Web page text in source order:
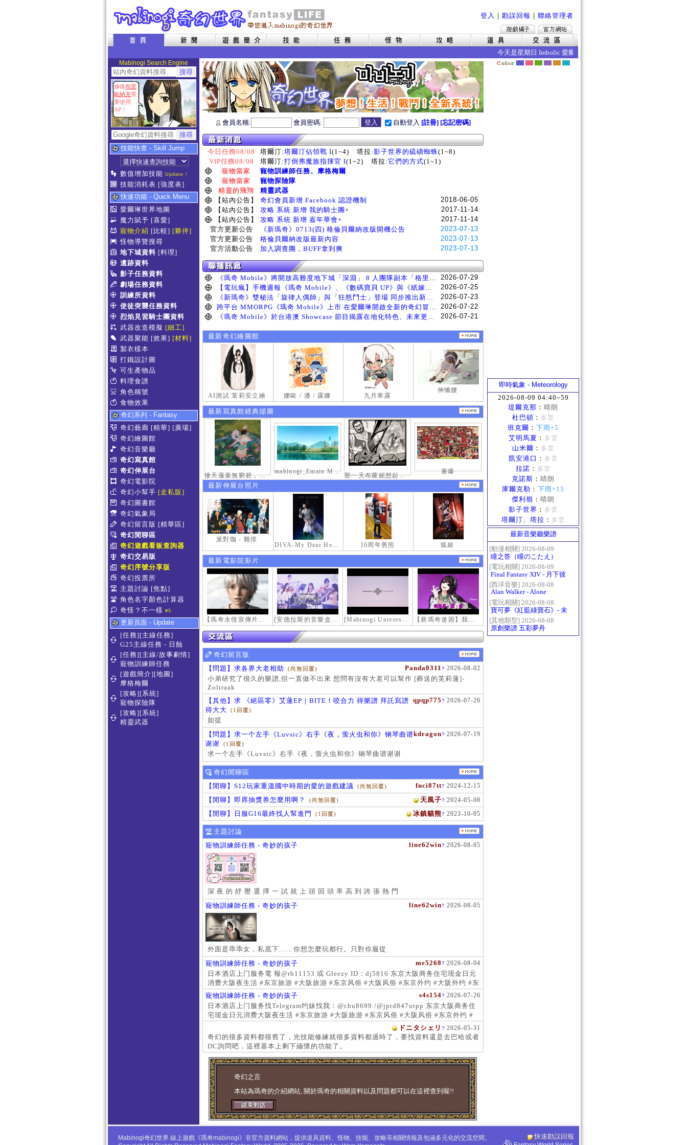
登入 ｜ 勘誤回報 ｜ 聯絡管理者
今天是星期日 Imbolic 愛爾琳立春 今日的效果如下 ‧暴擊率
Mabinogi Search Engine
修復布里
歐納克需
要使用
AP！
技能快查 - Skill Jump
數值增加技能 Update !
技能消耗表 [強度表]
快速功能 - Quick Menu
愛爾琳世界地圖
魔力賦予 [喜愛]
寵物介紹 [比較] [夥伴]
怪物導覽搜尋
地下城資料 [料理]
遺跡資料
影子任務資料
劇場任務資料
訓練所資料
使徒突襲任務資料
烈焰見習騎士團資料
武器改造模擬 [細工]
武器聚能 [效果] [材料]
製衣樣本
打鐵設計圖
可生產物品
料理食譜
角色稱號
食物效果
奇幻系列 - Fantasy
奇幻藝廊 [精華] [廣場]
奇幻繪圖館
奇幻音樂廳
奇幻寫真館
奇幻伸展台
奇幻電影院
奇幻小幫手 [走私販]
奇幻圖書館
奇幻氣象局
奇幻留言版 [精華區]
奇幻閒聊區
奇幻遊戲看板查詢器
奇幻交易版
奇幻序號分享版
奇幻投票所
主題討論 [焦點]
角色名字顏色計算器
奇怪？不一樣 #5
更新頁面 - Update
[任務][主線任務]
G25主線任務 - 日蝕
[任務][主線/故事劇情]
寵物訓練師任務
[遊戲簡介][地圖]
摩格梅爾
[攻略][系統]
寵物探險隊
[攻略][系統]
精靈武器
會員名稱: 會員密碼: 自動登入 [註冊] [忘記密碼]
今日任務08/08 塔爾汀:塔爾汀佔領戰 I(1~4) 塔拉:影子世界的硫磺蜘蛛(1~8)
VIP任務08/08
塔爾汀:打倒弗魔族指揮官 I(1~2) 塔拉:它們的方式(1~1)
寵物當家
寵物訓練師任務、 摩格梅爾
寵物當家
寵物探險隊
精靈的飛翔
精靈武器
【站內公告】
奇幻會員新增 Facebook 認證機制
2018-06-05
【站內公告】
攻略 系統 新增 我的騎士團+
2017-11-14
【站內公告】
攻略 系統 新增 嘉年華會+
2017-11-14
官方更新公告
《新瑪奇》0713(四) 格倫貝爾納改版開機公告
2023-07-13
官方更新公告
格倫貝爾納改版最新內容
2023-07-13
官方活動公告
加入調查團，BUFF拿到爽 2023-07-13
《瑪奇 Mobile》將開放高難度地下城「深淵」 8 人團隊副本「格里斯貝恩」將於 8 月 5 日登場
2026-07-29
【電玩瘋】手機週報《瑪奇 Mobile》、《數碼寶貝 UP》與《紙嫁衣 9 羅浮夢》等遊戲
2026-07-25
《新瑪奇》雙秘法「旋律人偶師」與「狂怒鬥士」登場 同步推出新系統「神秘工坊」
2026-07-23
跨平台 MMORPG《瑪奇 Mobile》上市 在愛爾琳開啟全新的奇幻冒險生活
2026-07-22
《瑪奇 Mobile》於台港澳 Showcase 節目揭露在地化特色、未來更新計畫等內容 首次公開台灣動畫
2026-07-21
最新奇幻繪圖館
AI測試 茉莉安立繪 娜歐 / 潘 / 露娜 九月寒露
伸懶腰
最新寫真館經典擷圖
接天蓮葉無窮碧，映日荷花別樣紅。
mabinogi_Emain Macha_0900-1200_1
那一天布蘿妮想起老佛的奶油手
塞爆
最新伸展台照片
派對咖 - 雞排
DIVA-My Dear Heroine- 10周年舊照 狐姬
最新電影院影片
【瑪奇永恆宣傳片】最初的感動 [安德拉斯的音樂盒｜靈魂的音樂盒] Mabinogi OST - Music Box of the Soul | Crossover COVER [Mabinogi Universe] 謝謝你來到這個世界... 【新瑪奇迷因】我更喜歡你
奇幻留言版
Panda0311 ? 2026-08-02
【問題】求各界大老相助 (尚無回覆)
小弟研究了很久的樂譜,但一直做不出來 想問有沒有大老可以幫作 [葬送的芙莉蓮]-
Zoltraak
qpqp775 ? 2026-07-26
【其他】求 《絕區零》艾蓮EP｜BITE！咬合力 得樂譜 拜託寫譜
得大大
(1回覆)
如提
kdragon? 2026-07-19
【問題】求一个左手《Luvsic》右手《夜，萤火虫和你》钢琴曲谱
谢谢
(1回覆)
求一个左手《Luvsic》右手《夜，萤火虫和你》钢琴曲谱谢谢
奇幻閒聊區
fnci87tt? 2024-12-15
【閒聊】S12玩家重溫國中時期的愛的遊戲建議 (尚無回覆)
天風子? 2024-05-08
【閒聊】即席抽獎券怎麼用啊？ (尚無回覆)
冰鎮貓熊? 2023-10-05
【閒聊】日服G16最終找人幫進門 (1回覆)
主題討論
line62win? 2026-08-05
寵物訓練師任務 - 奇妙的孩子
深 夜 的 紓 壓 選 擇 一 試 就 上 頭 回 頭 率 高 到 誇 張 熱 門
line62win? 2026-08-05
寵物訓練師任務 - 奇妙的孩子
外面是乖乖女，私底下……你想怎麼玩都行。只對你服從
me5268 ? 2026-08-04
寵物訓練師任務 - 奇妙的孩子
日本酒店上门服务電 報@rb11153 或 Gleezy ID：dj5816 东京大阪商务住宅现金日元
消费大阪夜生活 #东京旅游 #大阪旅游 #东京风俗 #大阪风俗 #东京外约 #大阪外约 #东
京上门服务 #大阪上门服务新宿风俗 #梅田风俗 #歌舞伎町 #日本女孩 #大阪女孩 #日
本萝莉 #大阪萝莉 #日本学生妹
s4s154? 2026-07-26
寵物訓練師任務 - 奇妙的孩子
日本酒店上门服务找Telegram约妹找我：@chu8699 /@jptd847utpp 东京大阪商务住
宅现金日元消费大阪夜生活 #东京旅游 #大阪旅游 #东京风俗 #大阪风俗 #东京外约 #
大阪外约 #东京上门服务 #大阪上门服务新宿风俗 #梅田风俗 #歌舞伎町 #心斋桥风俗
#日本女孩 #大阪女孩 #日本萝莉 #大阪萝莉 #日本学生妹
ドニタシェリ ? 2026-05-31
奇幻的很多資料都很舊了，光技能修練就很多資料都過時了，要找資料還是去巴哈或者
DC詢問吧，這裡基本上剩下緬懷的功能了。
奇幻之言
本站為瑪奇的介紹網站, 關於瑪奇的相關資料以及問題都可以在這裡查到喔!!
即時氣象 - Meteorology
2026-08-09 04:40~59
堤爾克那 ： 晴朗
杜巴頓 ： 多雲
班克爾 ： 下雨+5
艾明馬夏 ： 多雲
山米爾 ： 多雲
凱安港口 ： 多雲
拉諾 ： 多雲
克諾斯 ： 晴朗
庫爾克勒 ： 下雨+15
傑利嶺 ： 晴朗
影子世界 ： 多雲
塔爾汀、塔拉 ： 多雲
最新音樂廳樂譜
[動漫相關] 2026-08-09
瞳之答（瞳のこたえ）
[電玩相關] 2026-08-09
Final Fantasy XIV - 月下彼
岸花 ～蛮神ツクヨミ討滅
戦～
[西洋音樂] 2026-08-08
Alan Walker - Alone
[電玩相關] 2026-08-08
寶可夢《紅藍綠寶石》- 未
白鎮BGM (Littleroot Town)
[其他類型] 2026-08-08
原創樂譜 五彩夢舟
Mabinogi奇幻世界 線上遊戲《瑪奇mabinogi》非官方資料網站，提供道具資料、怪物、技能、攻略等相關情報及包涵多元化的交流空間。
快速勘誤回報